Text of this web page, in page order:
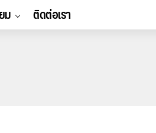
ม ติดต่อเรา